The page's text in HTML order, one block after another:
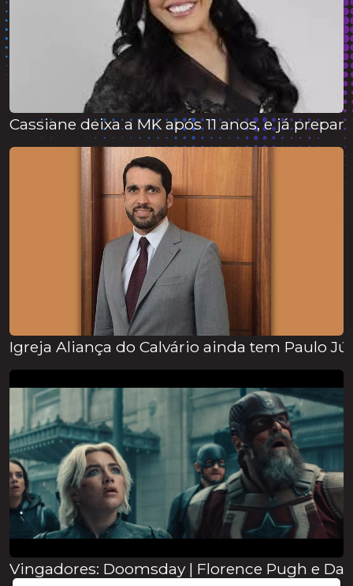
Cassiane deixa a MK após 11 anos, e já
Igreja Aliança do Calvário ainda tem Paulo
Vingadores: Doomsday | Florence Pugh e